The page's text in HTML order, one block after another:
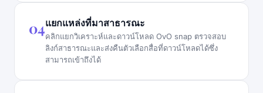
04แยกแหล่งที่มาสาธารณะ
คลิกแยกวิเคราะห์และดาวน์โหลด OvO snap ตรวจสอบ
ลิงก์สาธารณะและส่งคืนตัวเลือกสื่อที่ดาวน์โหลดได้ซึ่ง
สามารถเข้าถึงได้